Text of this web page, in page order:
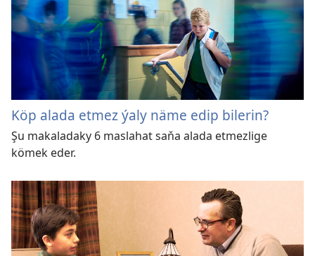
Köp alada etmez ýaly näme edip bilerin?
Şu makaladaky 6 maslahat saňa alada etmezlige
kömek eder.